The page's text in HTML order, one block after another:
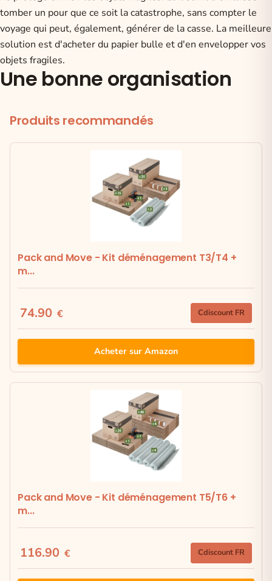
tomber un pour que ce soit la catastrophe, sans compter le
voyage qui peut, également, générer de la casse. La meilleure
solution est d'acheter du papier bulle et d'en envelopper vos
objets fragiles.
Une bonne organisation
Produits recommandés
Pack and Move - Kit déménagement T3/T4 +
m...
74.90 € Cdiscount FR
Acheter sur Amazon
Pack and Move - Kit déménagement T5/T6 +
m...
116.90 € Cdiscount FR